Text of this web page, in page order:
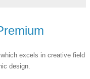
excels in creative field
design.